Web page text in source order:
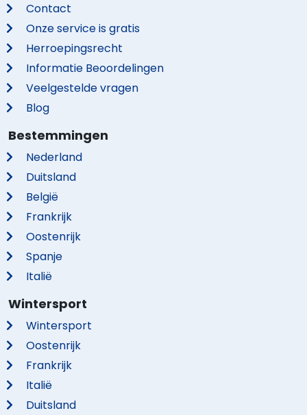
Contact
Onze service is gratis
Herroepingsrecht
Informatie Beoordelingen
Veelgestelde vragen
Blog
Bestemmingen
Nederland
Duitsland
België
Frankrijk
Oostenrijk
Spanje
Italië
Wintersport
Wintersport
Oostenrijk
Frankrijk
Italië
Duitsland